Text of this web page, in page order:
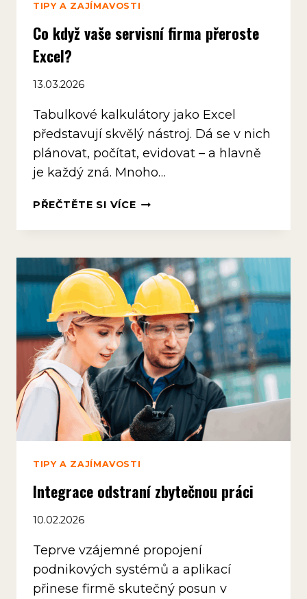
TIPY A ZAJÍMAVOSTI
Co když vaše servisní firma přeroste
Excel?
13.03.2026
Tabulkové kalkulátory jako Excel
představují skvělý nástroj. Dá se v nich
plánovat, počítat, evidovat – a hlavně
je každý zná. Mnoho…
PŘEČTĚTE SI VÍCECO
VAŠE
FIRMA
PŘEROSTE
EXCEL?
TIPY A ZAJÍMAVOSTI
Integrace odstraní zbytečnou práci
10.02.2026
Teprve vzájemné propojení
podnikových systémů a aplikací
přinese firmě skutečný posun v